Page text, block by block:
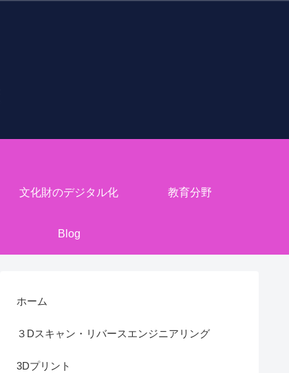
文化財のデジタル化 教育分野
Blog
ホーム
３Dスキャン・リバースエンジニアリング
3Dプリント